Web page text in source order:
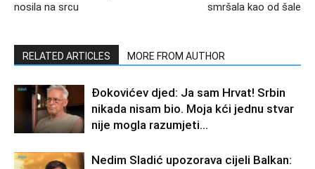
nosila na srcu
smršala kao od šale
RELATED ARTICLES MORE FROM AUTHOR
Đokovićev djed: Ja sam Hrvat! Srbin
nikada nisam bio. Moja kći jednu stvar
nije mogla razumjeti…
Nedim Sladić upozorava cijeli Balkan: